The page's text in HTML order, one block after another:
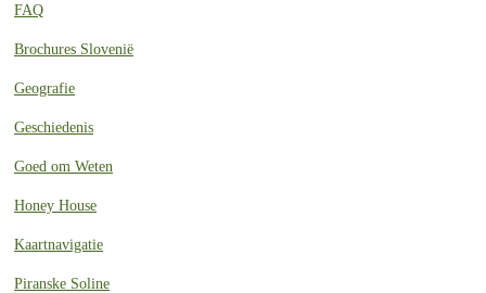
FAQ
Brochures Slovenië
Geografie
Geschiedenis
Goed om Weten
Honey House
Kaartnavigatie
Piranske Soline